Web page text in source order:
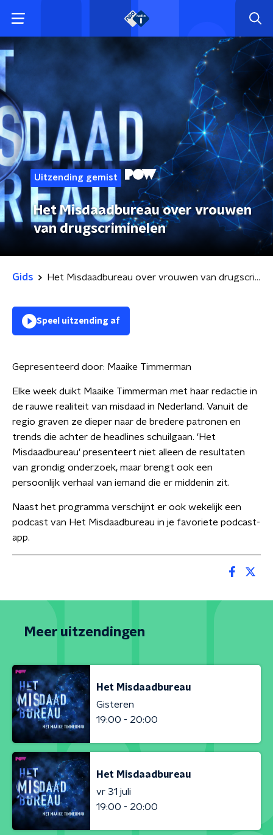
Uitzending gemist
Het Misdaadbureau over vrouwen
van drugscriminelen
Gids Het Misdaadbureau over vrouwen van drugscriminelen
Speel uitzending af
Gepresenteerd door: Maaike Timmerman
Elke week duikt Maaike Timmerman met haar redactie in
de rauwe realiteit van misdaad in Nederland. Vanuit de
regio graven ze dieper naar de bredere patronen en
trends die achter de headlines schuilgaan. 'Het
Misdaadbureau' presenteert niet alleen de resultaten
van grondig onderzoek, maar brengt ook een
persoonlijk verhaal van iemand die er middenin zit.
Naast het programma verschijnt er ook wekelijk een
podcast van Het Misdaadbureau in je favoriete podcast-
app.
Meer uitzendingen
Het Misdaadbureau
Gisteren
19:00 - 20:00
Het Misdaadbureau
vr 31 juli
19:00 - 20:00